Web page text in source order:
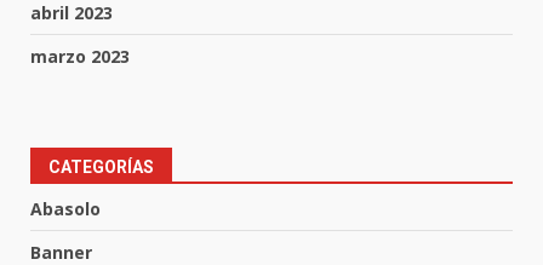
abril 2023
marzo 2023
CATEGORÍAS
Abasolo
Banner
3
vidas.